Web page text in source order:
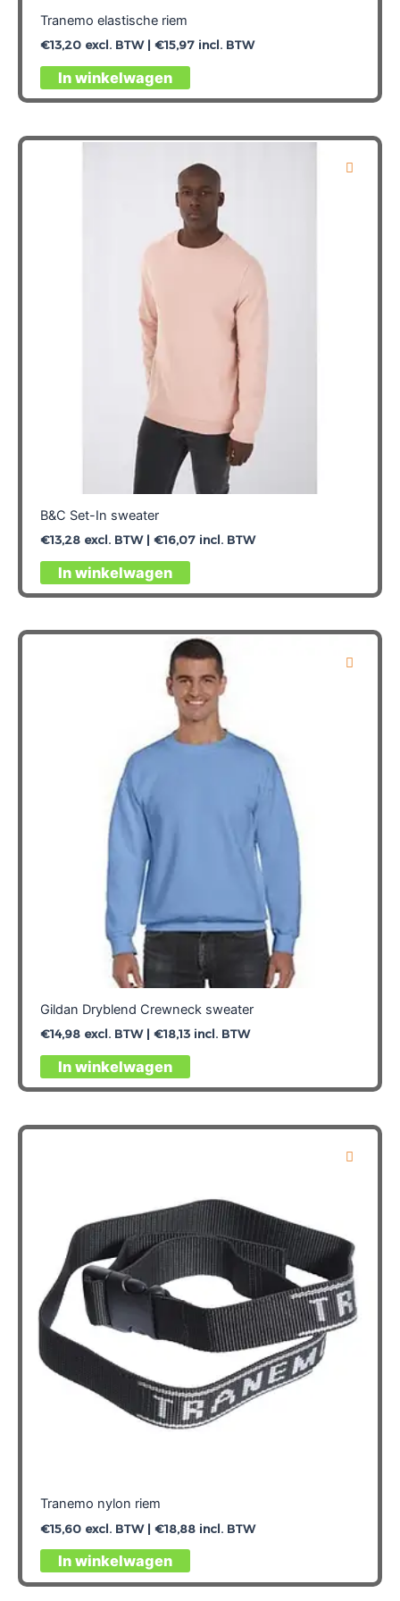
Tranemo elastische riem
€13,20excl. BTW | €15,97incl. BTW
In winkelwagen
Dit
product
meerdere
Deze
optie
kan
gekozen
productpagina
B&C Set-In sweater
€13,28excl. BTW | €16,07incl. BTW
In winkelwagen
Dit
product
meerdere
variaties.
Deze
optie
kan
gekozen
productpagina
Gildan Dryblend Crewneck sweater
€14,98excl. BTW | €18,13incl. BTW
In winkelwagen
Dit
product
meerdere
kan
gekozen
worden
op
productpagina
Tranemo nylon riem
€15,60excl. BTW | €18,88incl. BTW
In winkelwagen
Dit
product